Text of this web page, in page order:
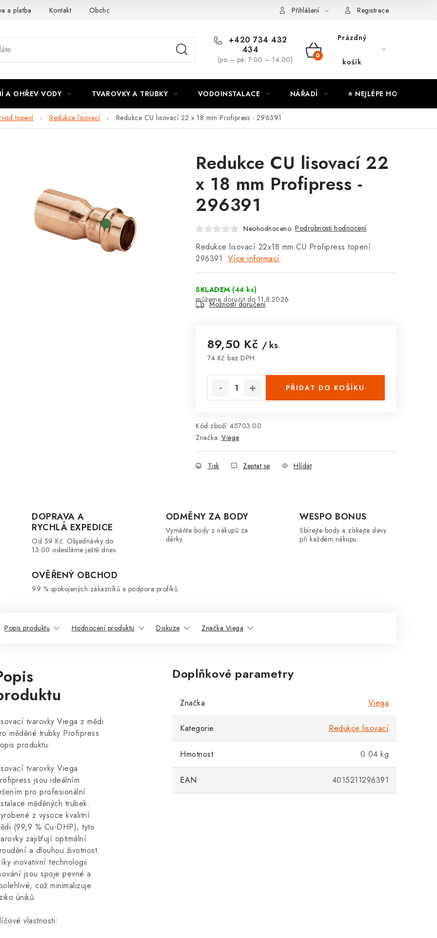
a platba Kontakt Obchodní podmínky Moje objednávka
Přihlášení Registrace
+420 734 432
434
(po – pá: 7:00 – 14:00)
NÁKUPNÍ
Prázdný
košík
A OHŘEV VODY TVAROVKY A TRUBKY VODOINSTALACE NÁŘADÍ ⭐ NEJLÉPE HODNOCENÉ
topení Redukce lisovací Redukce CU lisovací 22 x 18 mm Profipress - 296391
Redukce CU lisovací 22
x 18 mm Profipress -
296391
Neohodnoceno Podrobnosti hodnocení
Redukce lisovací 22x18 mm CU Profipress topení
296391 Více informací
SKLADEM (44 ks)
11.8.2026
Možnosti doručení
89,50 Kč / ks
74 Kč bez DPH
PŘIDAT DO KOŠÍKU
Kód zboží: 45703.00
Značka: Viega
Tisk Zeptat se Hlídat
DOPRAVA A
RYCHLÁ EXPEDICE
Od 59 Kč. Objednávky do
13:00 odesíláme ještě dnes.
ODMĚNY ZA BODY
Vyměňte body z nákupů za
dárky.
WESPO BONUS
Sbírejte body a získejte slevy
při každém nákupu.
OVĚŘENÝ OBCHOD
99 % spokojených zákazníků a podpora profíků.
Popis produktu Hodnocení produktu Diskuze Značka Viega
tvarovky Viega z mědi
měděné trubky Profipress
produktu:
tvarovky Viega
jsou ideálním
pro profesionální
měděných trubek.
z vysoce kvalitní
(99,9 % Cu-DHP), tyto
zajišťují optimální
a dlouhou životnost.
inovativní technologii
jsou spoje pevné a
což minimalizuje
úniků.
vlastnosti:
Doplňkové parametry
Značka Viega
Kategorie Redukce lisovací
Hmotnost 0.04 kg
EAN 4015211296391
Zákaznická podpora